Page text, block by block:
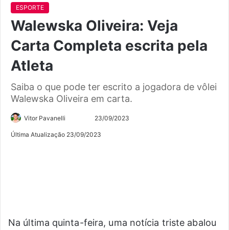
ESPORTE
Walewska Oliveira: Veja
Carta Completa escrita pela
Atleta
Saiba o que pode ter escrito a jogadora de vôlei
Walewska Oliveira em carta.
Vitor Pavanelli
no
Mande
um
23/09/2023
Última Atualização 23/09/2023
Na última quinta-feira, uma notícia triste abalou